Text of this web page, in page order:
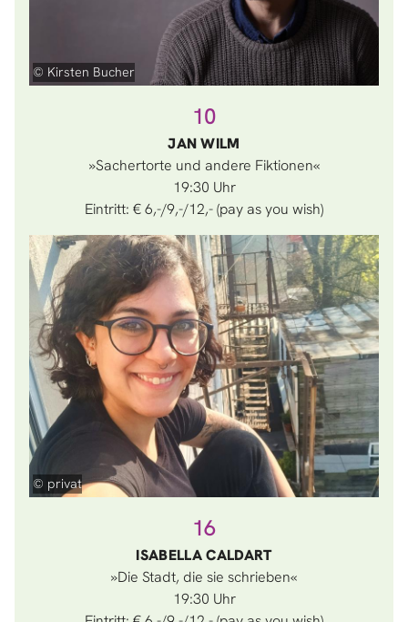
© Kirsten Bucher
10
JAN WILM
»Sachertorte und andere Fiktionen«
19:30
Eintritt: € 6,-/9,-/12,- (pay as you wish)
© privat
16
ISABELLA CALDART
»Die Stadt, die sie schrieben«
19:30